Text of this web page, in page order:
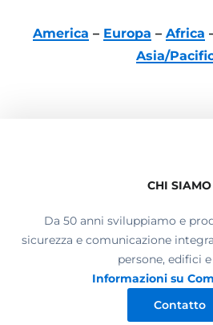
America – Europa – Africa
Asia/
CHI SIAMO
Da 50 anni sviluppiamo e
sicurezza e comunicazione
persone, edifici
Informazioni su
Contatto